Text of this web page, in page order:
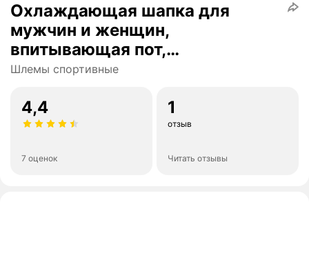
Охлаждающая шапка для
мужчин и женщин,
впитывающая пот,
велосипедная беговая шапка,
дышащая влагоотводящая
шапка для летних видов спорта
Шлемы спортивные
4,4
7 оценок
1
отзыв
Читать отзывы